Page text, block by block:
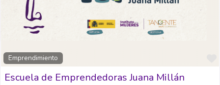
Emprendimiento
Escuela de Emprendedoras Juana Millán